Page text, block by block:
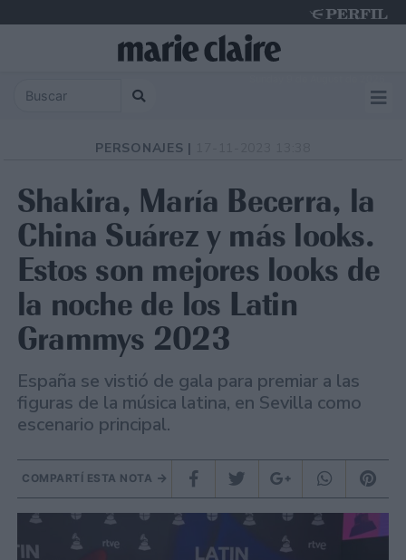
PERSONAJES |
Shakira, María Becerra, la
China Suárez y más looks.
Estos son mejores looks de
la noche de los Latin
Grammys 2023
España se vistió de gala para premiar a las
figuras de la música latina, en Sevilla como
escenario principal.
COMPARTÍ ESTA NOTA